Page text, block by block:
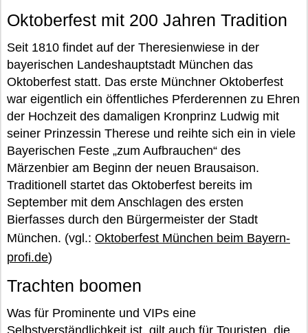
Oktoberfest mit 200 Jahren Tradition
Seit 1810 findet auf der Theresienwiese in der
bayerischen Landeshauptstadt München das
Oktoberfest statt. Das erste Münchner Oktoberfest
war eigentlich ein öffentliches Pferderennen zu Ehren
der Hochzeit des damaligen Kronprinz Ludwig mit
seiner Prinzessin Therese und reihte sich ein in viele
Bayerischen Feste „zum Aufbrauchen“ des
Märzenbier am Beginn der neuen Brausaison.
Traditionell startet das Oktoberfest bereits im
September mit dem Anschlagen des ersten
Bierfasses durch den Bürgermeister der Stadt
München. (vgl.: Oktoberfest München beim Bayern-
profi.de)
Trachten boomen
Was für Prominente und VIPs eine
Selbstverständlichkeit ist, gilt auch für Touristen, die